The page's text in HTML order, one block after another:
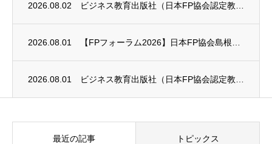
2026.08.02
2026.08.01
2026.08.01
最近の記事 トピックス